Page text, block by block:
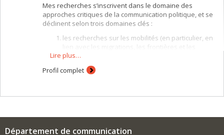
Mes recherches s’inscrivent dans le domaine des
approches critiques de la communication politique, et se
déclinent selon trois domaines clés :
les recherches sur les mobilités (en particulier, en
lien avec les migrations, les frontières et les
médias/technologies)
les mouvements sociaux et les médias alternatifs
et l'opinion publique en considérant des cultures de
Lire plus…
Profil complet
Département de communication